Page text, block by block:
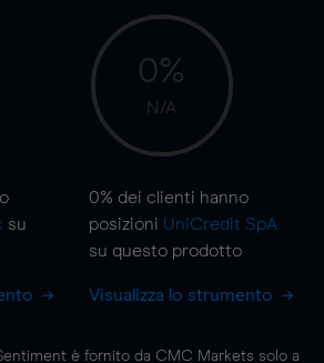
su
0%
N/A
0% dei clienti hanno
posizioni UniCredit SpA
su questo prodotto
Visualizza lo strumento
è fornito da CMC Markets solo a